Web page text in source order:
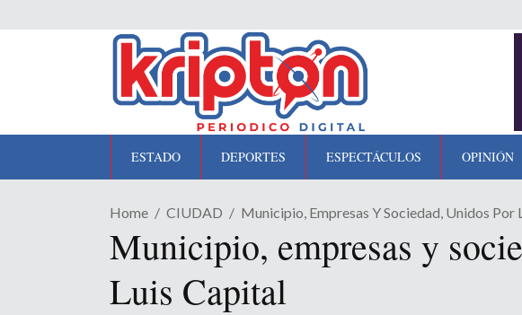
ESTADO DEPORTES ESPECTÁCULOS OPINIÓN
Home CIUDAD Municipio, Empresas Y Sociedad, Unidos Por
Municipio, empresas y
Luis Capital